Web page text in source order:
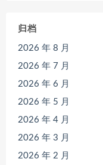
归档
2026 年 8 月
2026 年 7 月
2026 年 6 月
2026 年 5 月
2026 年 4 月
2026 年 3 月
2026 年 2 月